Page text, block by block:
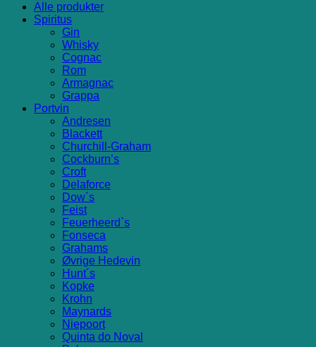
Alle produkter
Spiritus
Gin
Whisky
Cognac
Rom
Armagnac
Grappa
Portvin
Andresen
Blackett
Churchill-Graham
Cockburn’s
Croft
Delaforce
Dow´s
Feist
Feuerheerd`s
Fonseca
Grahams
Øvrige Hedevin
Hunt´s
Kopke
Krohn
Maynards
Niepoort
Quinta do Noval